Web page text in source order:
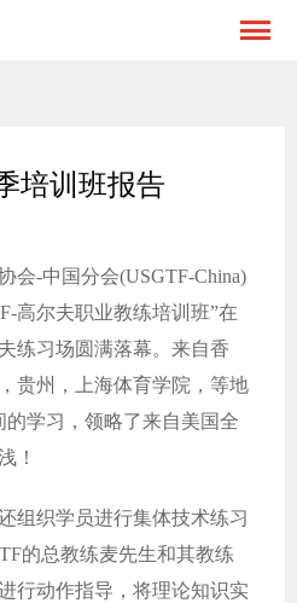
培训班报告
会-中国分会(USGTF-China)
高尔夫职业教练培训班”在
练习场圆满落幕。来自香
贵州，上海体育学院，等地
学习，领略了来自美国全
！
组织学员进行集体技术练习
的总教练麦先生和其教练
行动作指导，将理论知识实